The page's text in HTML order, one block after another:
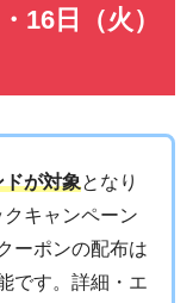
16日（火）
ドが対象となり
キャンペーン
ーポンの配布は
です。詳細・エ